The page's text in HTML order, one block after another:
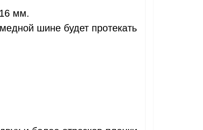
мм.
шине будет протекать